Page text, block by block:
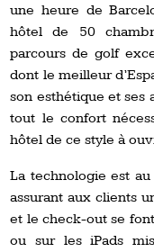
une heure de
hôtel de 50
parcours de golf
dont le meilleur
son esthétique et ses
tout le confort
hôtel de ce style à
La technologie est
assurant aux clients
et le check-out se
ou sur les iPads